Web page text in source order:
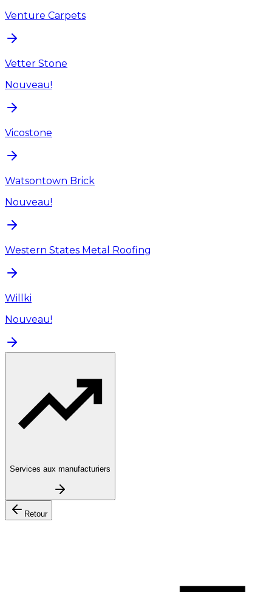
Venture Carpets
Vetter Stone
Nouveau!
Vicostone
Watsontown Brick
Nouveau!
Western States Metal Roofing
Willki
Nouveau!
Services aux manufacturiers
Retour